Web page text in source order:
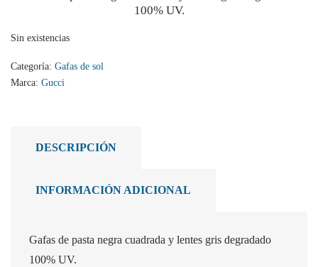
100% UV.
Sin existencias
Categoría: Gafas de sol
Marca: Gucci
DESCRIPCIÓN
INFORMACIÓN ADICIONAL
Gafas de pasta negra cuadrada y lentes gris degradado
100% UV.